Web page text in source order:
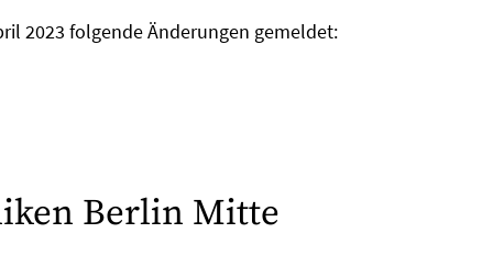
2023 folgende Änderungen gemeldet:
Berlin Mitte